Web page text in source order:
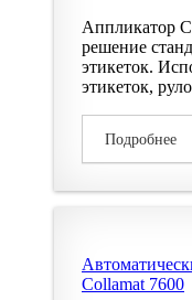
Аппликатор
решение
этикеток.
этикеток,
Подробнее
Collamat 7600